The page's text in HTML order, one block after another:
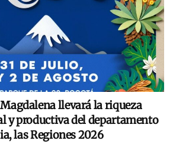
llevará la riqueza
y productiva del departamento
las Regiones 2026